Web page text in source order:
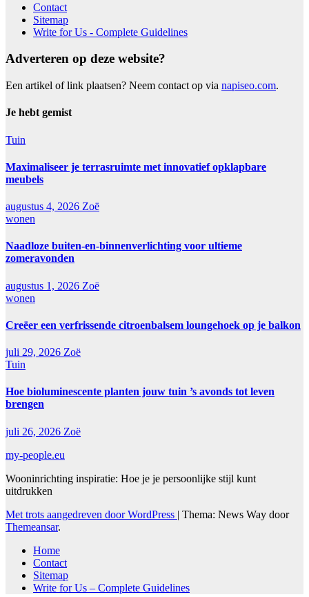
Contact
Sitemap
Write for Us - Complete Guidelines
Adverteren op deze website?
Een artikel of link plaatsen? Neem contact op via napiseo.com.
Je hebt gemist
Tuin
Maximaliseer je terrasruimte met innovatief opklapbare
meubels
augustus 4, 2026 Zoë
wonen
Naadloze buiten-en-binnenverlichting voor ultieme
zomeravonden
augustus 1, 2026 Zoë
wonen
Creëer een verfrissende citroenbalsem loungehoek op je balkon
juli 29, 2026 Zoë
Tuin
Hoe bioluminescente planten jouw tuin ’s avonds tot leven
brengen
juli 26, 2026 Zoë
my-people.eu
Wooninrichting inspiratie: Hoe je je persoonlijke stijl kunt
uitdrukken
Met trots aangedreven door WordPress | Thema: News Way door
Themeansar.
Home
Contact
Sitemap
Write for Us – Complete Guidelines